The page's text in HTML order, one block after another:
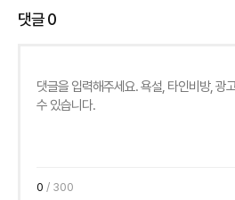
댓글0
0 / 300